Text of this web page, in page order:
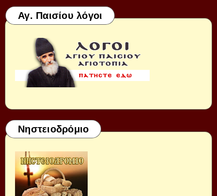
Αγ. Παισίου λόγοι
Νηστειοδρόμιο